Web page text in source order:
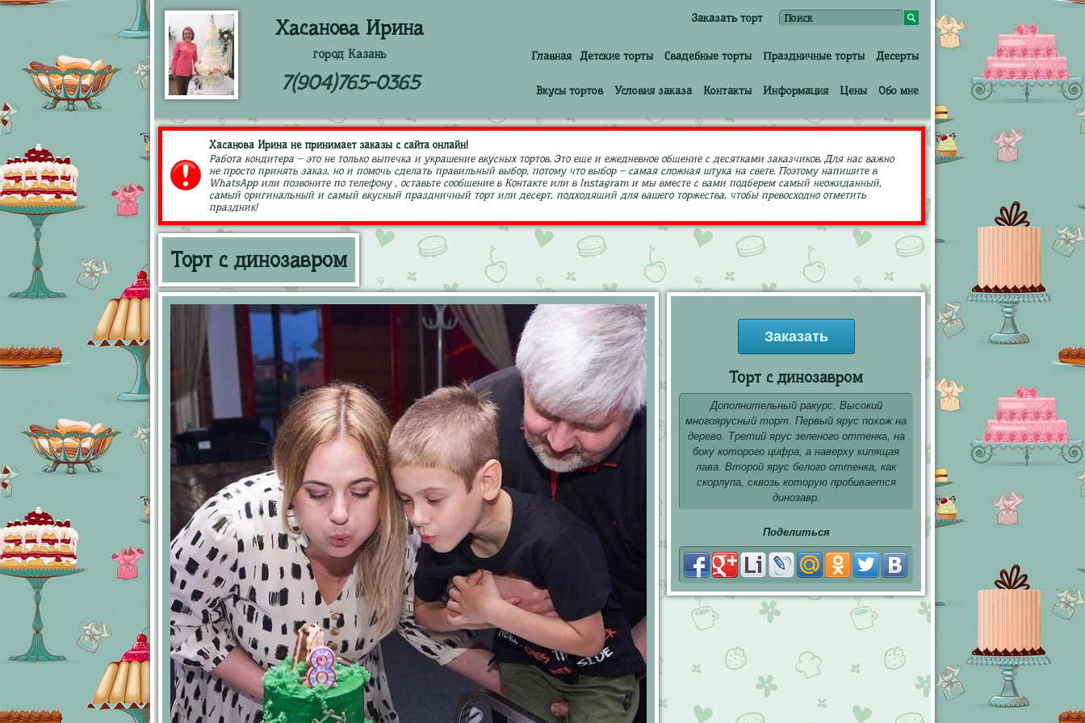
Хасанова Ирина
город Казань
7(904)765-0365
Заказать торт
Главная Детские торты Свадебные торты Праздничные торты Десерты
Вкусы тортов Условия заказа Контакты Информация Цены Обо мне
Хасанова Ирина не принимает заказы с сайта онлайн!
Работа кондитера – это не только выпечка и украшение вкусных тортов. Это еще и ежедневное общение с десятками заказчиков. Для нас важно
не просто принять заказ, но и помочь сделать правильный выбор, потому что выбор – самая сложная штука на свете. Поэтому напишите в
WhatsApp или позвоните по телефону , оставьте сообщение в Контакте или в Instagram и мы вместе с вами подберем самый неожиданный,
самый оригинальный и самый вкусный праздничный торт или десерт, подходящий для вашего торжества, чтобы превосходно отметить
праздник!
Торт с динозавром
Заказать
Торт с динозавром
Дополнительный ракурс. Высокий
многоярусный торт. Первый ярус похож на
дерево. Третий ярус зеленого оттенка, на
боку которого цифра, а наверху кипящая
лава. Второй ярус белого оттенка, как
скорлупа, сквозь которую пробивается
динозавр.
Поделиться